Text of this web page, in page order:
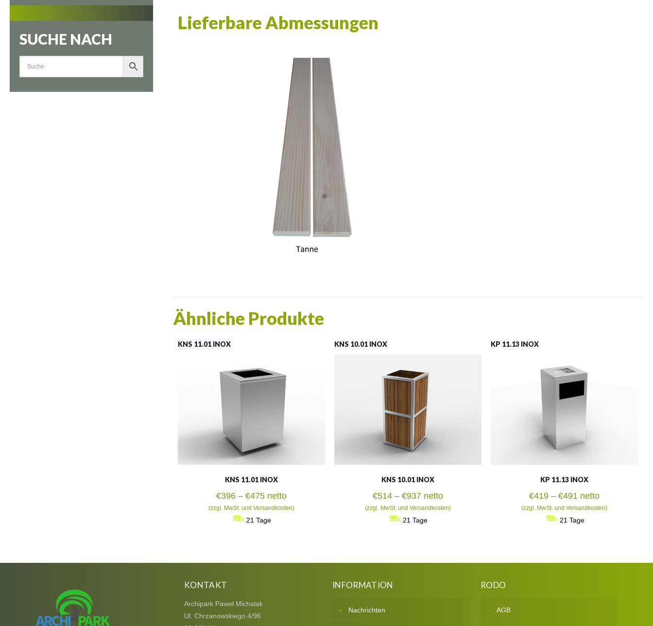
Lieferbare Abmessungen
Ähnliche Produkte
KNS 11.01 INOX
KNS 11.01 INOX
€396 – €475Preisspanne:
€396
bis
netto
(zzgl. MwSt. und Versandkosten)
21 Tage
KNS 10.01 INOX
KNS 10.01 INOX
€514 – €937Preisspanne:
€514
bis
netto
(zzgl. MwSt. und Versandkosten)
21 Tage
KP 11.13 INOX
KP 11.13 INOX
€419 –€491 Preisspanne:
€419
bis
netto
(zzgl. MwSt. und Versandkosten)
21 Tage
SUCHE NACH
KONTAKT
Archipark Paweł Michalak
Ul. Chrzanowskiego 4/96
INFORMATION
Nachrichten
RODO
AGB